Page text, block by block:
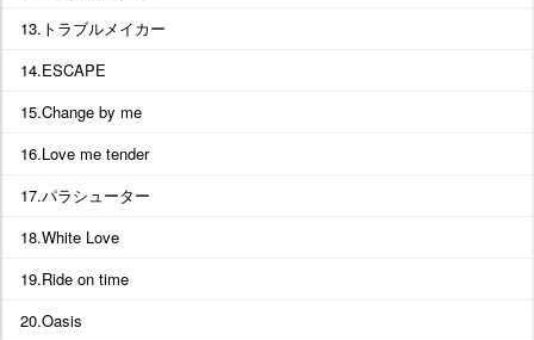
13.トラブルメイカー
14.ESCAPE
15.Change by me
16.Love me tender
17.パラシューター
18.White Love
19.Ride on time
20.Oasis